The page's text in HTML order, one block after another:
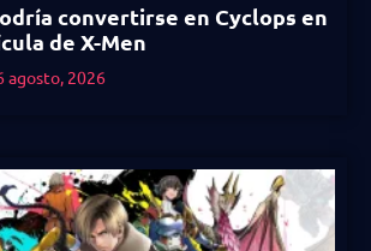
convertirse en Cyclops en
de X-Men
agosto, 2026